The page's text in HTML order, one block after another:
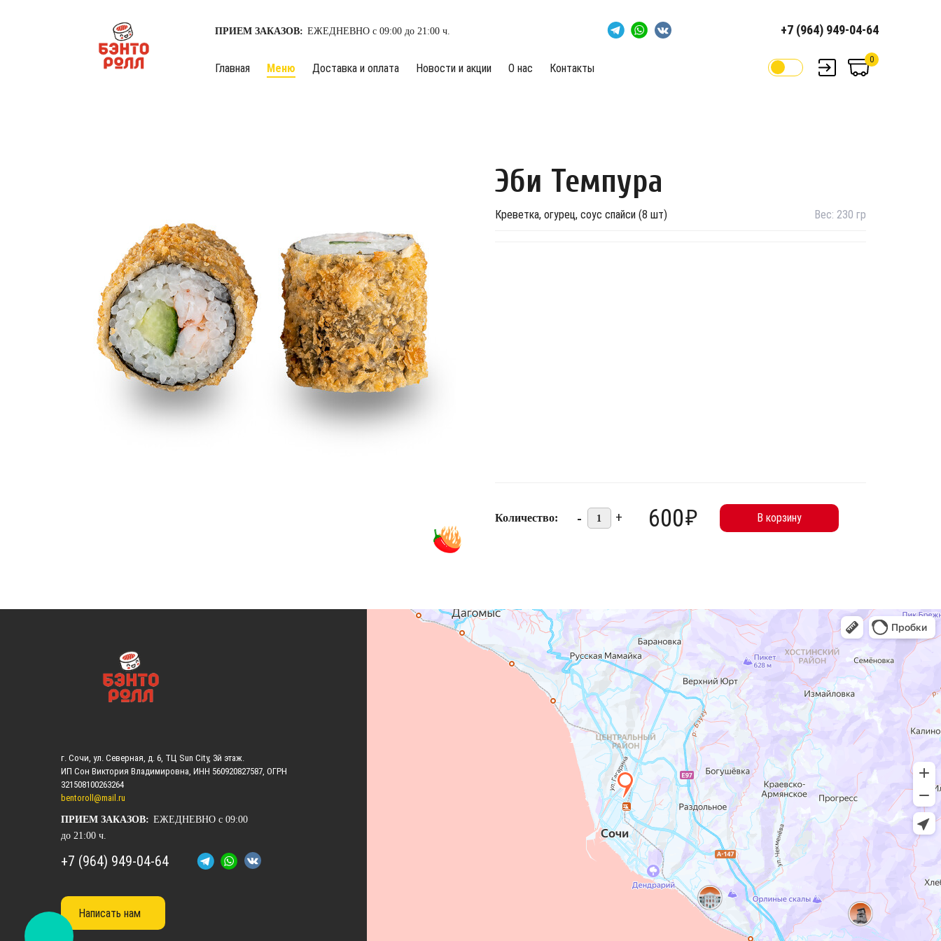
ПРИЕМ ЗАКАЗОВ: ЕЖЕДНЕВНО с 09:00 до 21:00 ч.
Главная Меню Доставка и оплата Новости и акции О нас Контакты
+7 (964) 949-04-64
0
Эби Темпура
Креветка, огурец, соус спайси (8 шт) Вес: 230 гр
Количество: - 1 + 600₽ В корзину
г. Сочи, ул. Северная, д. 6, ТЦ Sun City, 3й этаж.
ИП Сон Виктория Владимировна, ИНН 560920827587, ОГРН
321508100263264
bentoroll@mail.ru
ПРИЕМ ЗАКАЗОВ: ЕЖЕДНЕВНО с 09:00
до 21:00 ч.
+7 (964) 949-04-64
Написать нам